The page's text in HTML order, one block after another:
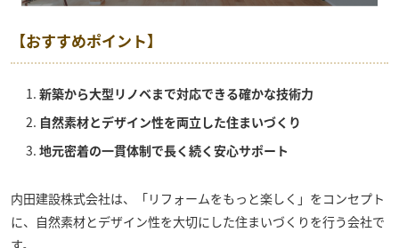
【おすすめポイント】
新築から大型リノベまで対応できる確かな技術力
自然素材とデザイン性を両立した住まいづくり
地元密着の一貫体制で長く続く安心サポート
内田建設株式会社は、「リフォームをもっと楽しく」をコンセプト
に、自然素材とデザイン性を大切にした住まいづくりを行う会社で